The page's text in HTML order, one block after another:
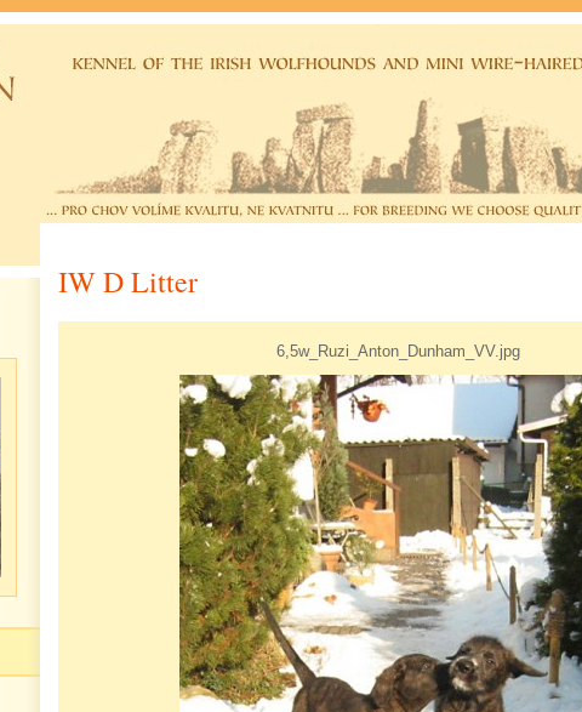
IW D Litter
6,5w_Ruzi_Anton_Dunham_VV.jpg